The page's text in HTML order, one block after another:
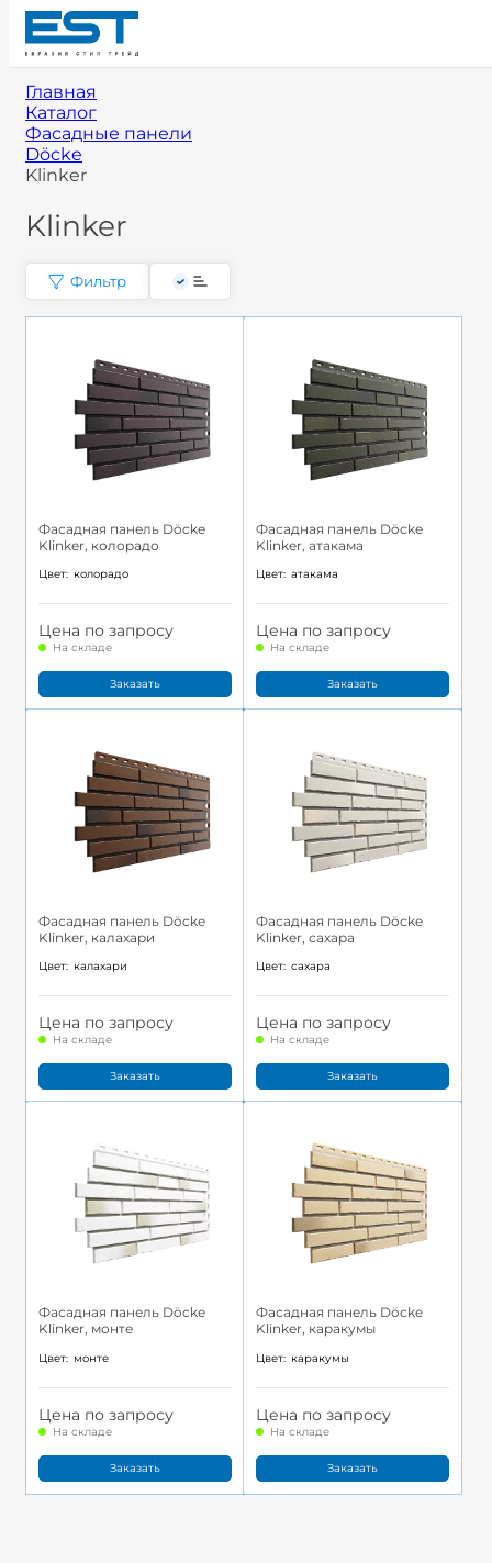
Главная
Каталог
Фасадные панели
Döcke
Klinker
Klinker
Фильтр
Фасадная панель Döcke
Klinker, колорадо
Цвет: колорадо
Цена по запросу
На складе
Заказать
Фасадная панель Döcke
Klinker, атакама
Цвет: атакама
Цена по запросу
На складе
Заказать
Фасадная панель Döcke
Klinker, калахари
Цвет: калахари
Цена по запросу
На складе
Заказать
Фасадная панель Döcke
Klinker, сахара
Цвет: сахара
Цена по запросу
На складе
Заказать
Фасадная панель Döcke
Klinker, монте
Цвет: монте
Цена по запросу
На складе
Заказать
Фасадная панель Döcke
Klinker, каракумы
Цвет: каракумы
Цена по запросу
На складе
Заказать